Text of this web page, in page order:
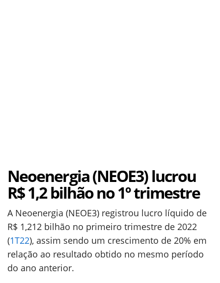
Neoenergia (NEOE3) lucrou
R$ 1,2 bilhão no 1º trimestre
A Neoenergia (NEOE3) registrou lucro líquido de
R$ 1,212 bilhão no primeiro trimestre de 2022
(1T22), assim sendo um crescimento de 20% em
relação ao resultado obtido no mesmo período
do ano anterior.